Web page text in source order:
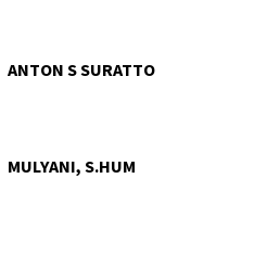
ANTON S SURATTO
MULYANI, S.HUM